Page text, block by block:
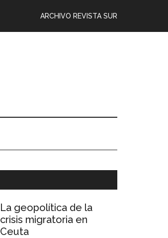
ARCHIVO REVISTA SUR
La geopolítica de la
crisis migratoria en
Ceuta